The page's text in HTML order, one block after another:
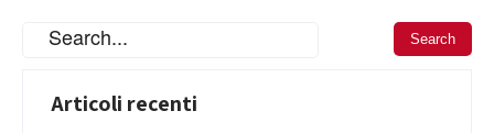
Articoli recenti